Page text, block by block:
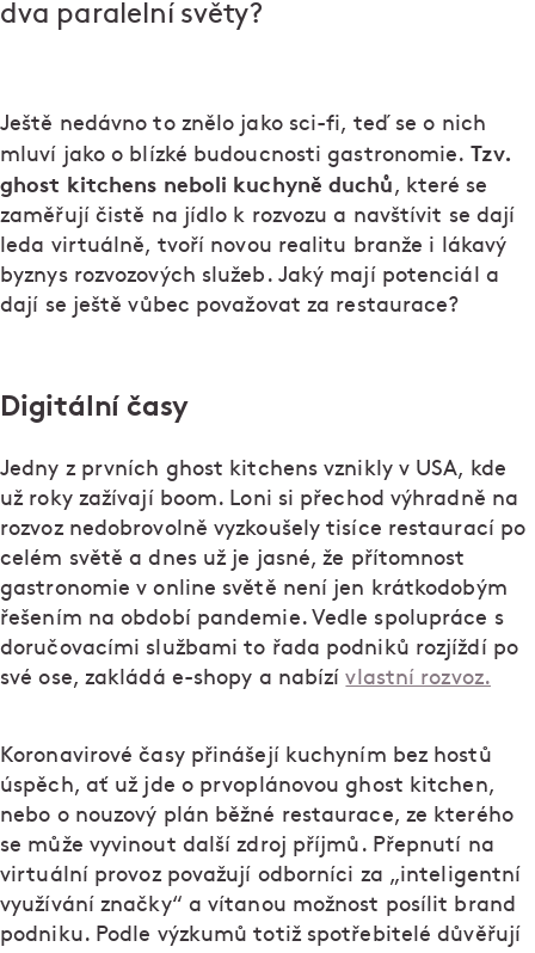
dva paralelní světy?
Ještě nedávno to znělo jako sci-fi, teď se o nich
mluví jako o blízké budoucnosti gastronomie. Tzv.
ghost kitchens neboli kuchyně duchů, které se
zaměřují čistě na jídlo k rozvozu a navštívit se dají
leda virtuálně, tvoří novou realitu branže i lákavý
byznys rozvozových služeb. Jaký mají potenciál a
dají se ještě vůbec považovat za restaurace?
Digitální časy
Jedny z prvních ghost kitchens vznikly v USA, kde
už roky zažívají boom. Loni si přechod výhradně na
rozvoz nedobrovolně vyzkoušely tisíce restaurací po
celém světě a dnes už je jasné, že přítomnost
gastronomie v online světě není jen krátkodobým
řešením na období pandemie. Vedle spolupráce s
doručovacími službami to řada podniků rozjíždí po
své ose, zakládá e-shopy a nabízívlastní rozvoz.
Koronavirové časy přinášejí kuchyním bez hostů
úspěch, ať už jde o prvoplánovou ghost kitchen,
nebo o nouzový plán běžné restaurace, ze kterého
se může vyvinout další zdroj příjmů. Přepnutí na
virtuální provoz považují odborníci za „inteligentní
využívání značky“ a vítanou možnost posílit brand
podniku. Podle výzkumů totiž spotřebitelé důvěřují